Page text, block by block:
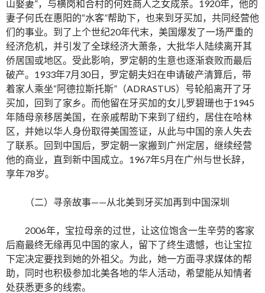
山娶妻”，与横岗和合村的何姓商人之女成亲。1920年，他的
妻子何氏在惠阳的“水客”帮助下，也来到牙买加，共同经营他
们的事业。到了上个世纪20年代末，美国爆发了一场严重的
经济危机，并引发了全球经济大萧条，大批华人陆续离开其
侨居国或地区。受此影响，罗定朝的生意也逐渐衰败而最后
破产。1933年7月30日，罗定朝夫妇在申请破产清算后，带
着家人乘坐“阿德拉斯托斯”（ADRASTUS）号轮船离开了牙
买加，回到了家乡。而他留在牙买加的女儿罗碧珊也于1945
年随母亲移居美国，在亲戚帮助下来到了纽约，居住在哈林
区，并她以华人身份取得美国签证，从此与中国的亲人失去
了联系。回到中国后，罗定朝一家搬到广州定居，继续经营
他的商业，直到新中国成立。1967年5月在广州与世长辞，
享年78岁。
（二）寻亲故事——从北美到牙买加再到中国深圳
2006年，宝拉母亲的过世，让这位饱含一生辛劳的客家
后裔最终无缘再见中国的家人，留下了终生遗憾，也让宝拉
下定决定要找到她的外祖父。为此，她一方面寻求媒体的帮
助，同时也积极参加北美各地的华人活动，希望能从知情者
处获悉更多的线索。